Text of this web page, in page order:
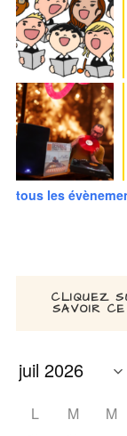
tous les
CLIQUEZ
SAVOIR
L M M